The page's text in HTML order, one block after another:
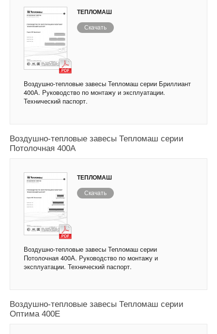
ТЕПЛОМАШ
Скачать
Воздушно-тепловые завесы Тепломаш серии Бриллиант
400А. Руководство по монтажу и эксплуатации.
Технический паспорт.
Воздушно-тепловые завесы Тепломаш серии
Потолочная 400А
ТЕПЛОМАШ
Скачать
Воздушно-тепловые завесы Тепломаш серии
Потолочная 400А. Руководство по монтажу и
эксплуатации. Технический паспорт.
Воздушно-тепловые завесы Тепломаш серии
Оптима 400Е